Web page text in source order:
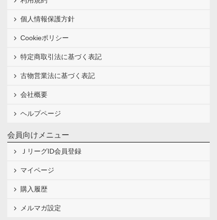
個人情報保護方針
Cookieポリシー
特定商取引法に基づく表記
古物営業法に基づく表記
会社概要
ヘルプページ
会員向けメニュー
ＪリーグID会員登録
マイページ
購入履歴
メルマガ設定